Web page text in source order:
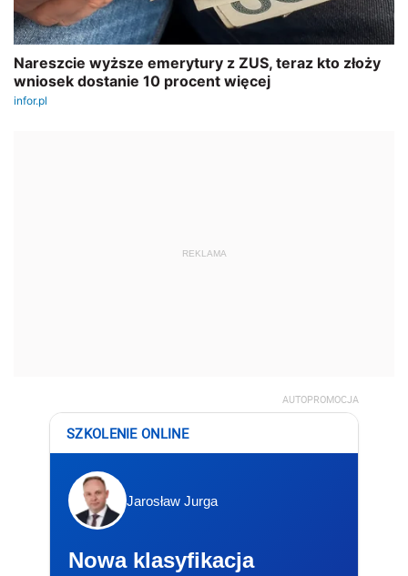
REKLAMA
AUTOPROMOCJA
SZKOLENIE ONLINE
Jarosław Jurga
Nowa klasyfikacja